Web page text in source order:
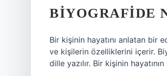
BIYOGRAFIDE
Bir kişinin hayatını anlatan bir
ve kişilerin özelliklerini içerir.
dille yazılır. Bir kişinin